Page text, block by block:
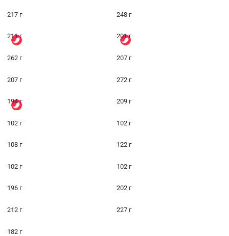
217 г 248 г
211 г 201 г
262 г 207 г
207 г 272 г
194 г 209 г
102 г 102 г
108 г 122 г
102 г 102 г
196 г 202 г
212 г 227 г
182 г